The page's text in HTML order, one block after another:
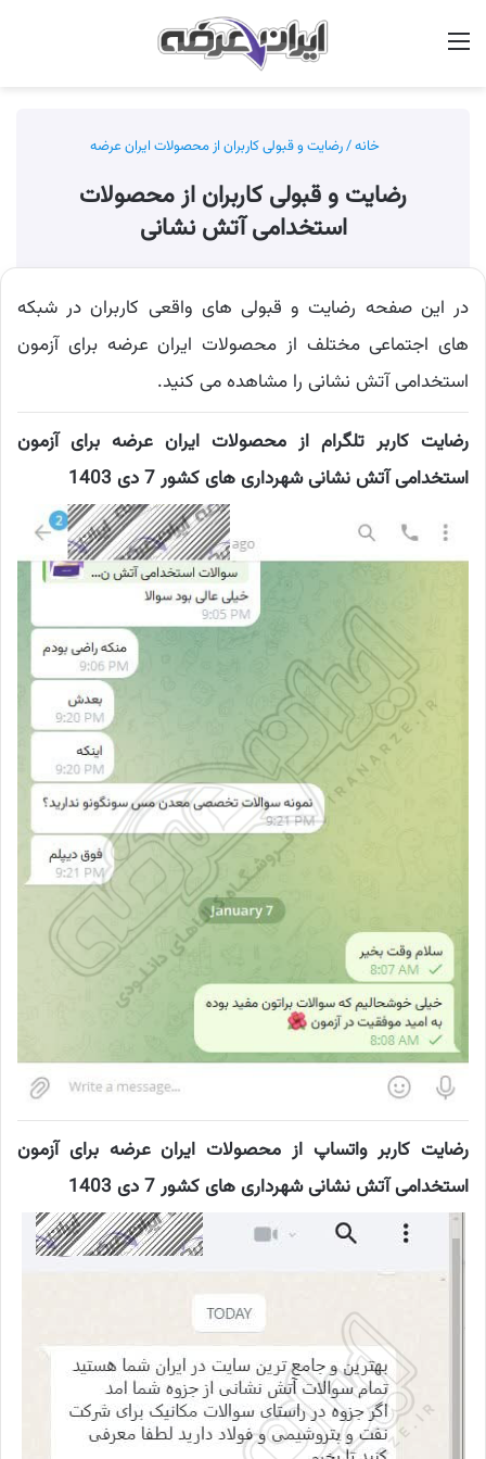
خانه/رضایت و قبولی کاربران از محصولات ایران عرضه
رضایت و قبولی کاربران از محصولات
استخدامی آتش نشانی
در این صفحه رضایت و قبولی های واقعی کاربران در شبکه
های اجتماعی مختلف از محصولات ایران عرضه برای آزمون
استخدامی آتش نشانی را مشاهده می کنید.
رضایت کاربر تلگرام از محصولات ایران عرضه برای آزمون
استخدامی آتش نشانی شهرداری های کشور 7 دی 1403
رضایت کاربر واتساپ از محصولات ایران عرضه برای آزمون
استخدامی آتش نشانی شهرداری های کشور 7 دی 1403